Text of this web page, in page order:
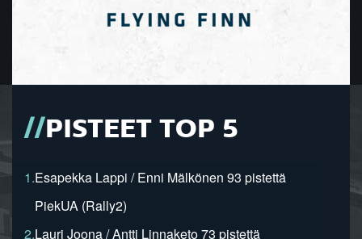
PISTEET TOP 5
1.Esapekka Lappi / Enni Mälkönen 93 pistettä
PiekUA (Rally2)
2.Lauri Joona / Antti Linnaketo 73 pistettä